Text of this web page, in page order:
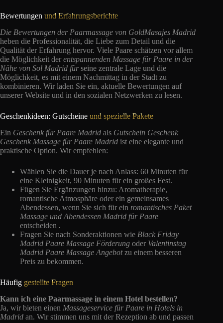
Bewertungen und Erfahrungsberichte
Die Bewertungen der Paarmassage von GoldMasajes Madrid
heben die Professionalität, die Liebe zum Detail und die
Qualität der Erfahrung hervor. Viele Paare schätzen vor allem
die Möglichkeit der entspannenden Massage für Paare in der
Nähe von Sol Madrid fürseine zentrale Lage und die
Möglichkeit, es mit einem Nachmittag in der Stadt zu
kombinieren. Wir laden Sie ein, aktuelle Bewertungen auf
unserer Website und in den sozialen Netzwerken zu lesen.
Geschenkideen: Gutscheine und spezielle Pakete
Ein Geschenk für Paare Madrid als Gutschein Geschenk
Geschenk Massage für Paare Madrid ist eine elegante und
praktische Option. Wir empfehlen:
Wählen Sie die Dauer je nach Anlass: 60 Minuten für
eine Kleinigkeit, 90 Minuten für ein großes Fest.
Fügen Sie Ergänzungen hinzu: Aromatherapie,
romantische Atmosphäre oder ein gemeinsames
Abendessen, wenn Sie sich für ein romantisches Paket
Massage und Abendessen Madrid für Paare
entscheiden .
Fragen Sie nach Sonderaktionen wie Black Friday
Madrid Paare Massage Förderung oder Valentinstag
Madrid Paare Massage Angebotzu einem besseren
Preis zu bekommen.
Häufig gestellte Fragen
Kann ich eine Paarmassage in einem Hotel bestellen?
Ja, wir bieten einen Massageservice für Paare in Hotels in
Madrid an. Wir stimmen uns mit der Rezeption ab und passen